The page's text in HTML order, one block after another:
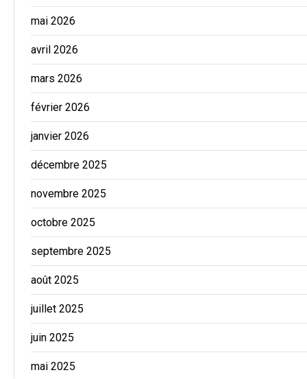
mai 2026
avril 2026
mars 2026
février 2026
janvier 2026
décembre 2025
novembre 2025
octobre 2025
septembre 2025
août 2025
juillet 2025
juin 2025
mai 2025